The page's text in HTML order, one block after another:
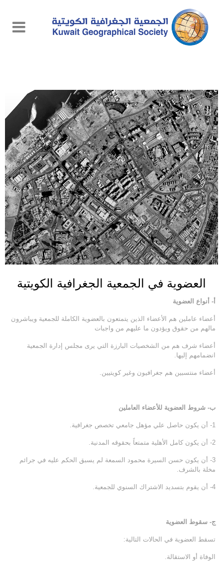
العضوية في الجمعية الجغرافية الكويتية
أ- أنواع العضوية
أعضاء عاملين هم الأعضاء الذين يتمتعون بالعضوية الكاملة للجمعية ويباشرون
مالهم من حقوق ويؤدون ما عليهم من واجبات
أعضاء شرف هم من الشخصيات البارزة التي يرى مجلس إدارة الجمعية
انضمامهم إليها.
أعضاء منتسبين هم جغرافيون وغير كويتيين.
ب- شروط العضوية للأعضاء العاملين
1- أن يكون حاصل علي مؤهل جامعي تخصص جغرافية.
2- أن يكون كامل الأهلية متمتعاً بحقوقه المدنية.
3- أن يكون حسن السيرة محمود السمعة لم يسبق الحكم عليه في جرائم
مخلة بالشرف.
4- أن يقوم بتسديد الاشتراك السنوي للجمعية.
ج- سقوط العضوية
تسقط العضوية في الحالات التالية:
الوفاة أو الاستقالة.